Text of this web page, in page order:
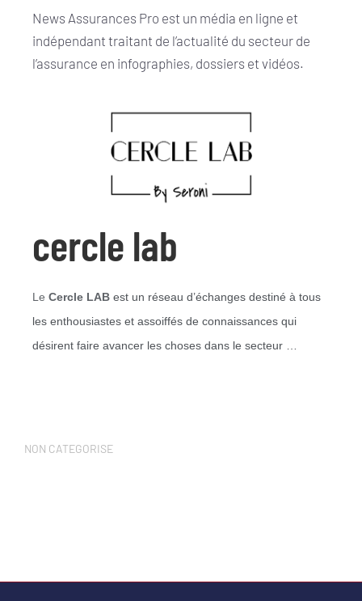
News Assurances Pro est un média en ligne et
indépendant traitant de l’actualité du secteur de
l’assurance en infographies, dossiers et vidéos.
cercle lab
Le Cercle LAB est un réseau d’échanges destiné à tous
les enthousiastes et assoiffés de connaissances qui
désirent faire avancer les choses dans le secteur …
NON CATEGORISE